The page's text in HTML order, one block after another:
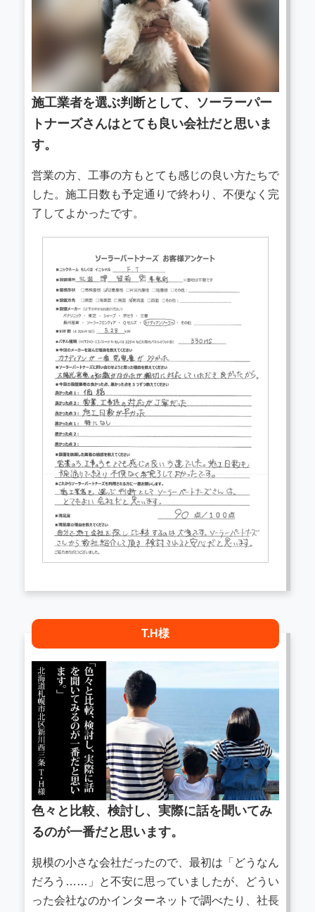
施工業者を選ぶ判断として、ソーラーパー
トナーズさんはとても良い会社だと思いま
す。
営業の方、工事の方もとても感じの良い方たちで
した。施工日数も予定通りで終わり、不便なく完
了してよかったです。
T.H様
色々と比較、検討し、実際に話を聞いてみ
るのが一番だと思います。
規模の小さな会社だったので、最初は「どうなん
だろう……」と不安に思っていましたが、どうい
った会社なのかインターネットで調べたり、社長